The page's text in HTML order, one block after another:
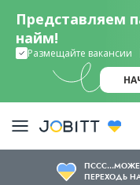
Представляем
найм!
Размещайте вакансии
ПЕРЕХОДЬ